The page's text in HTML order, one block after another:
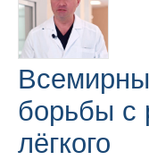
борьбы с
лёгкого